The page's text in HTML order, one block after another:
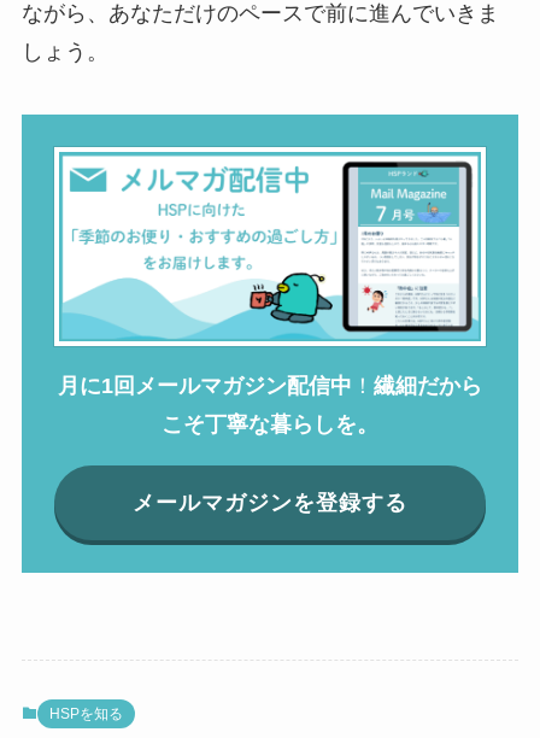
ながら、あなただけのペースで前に進んでいきま
しょう。
月に1回メールマガジン配信中 ！ 繊細だから
こそ丁寧な暮らしを。
メールマガジンを登録する
HSPを知る